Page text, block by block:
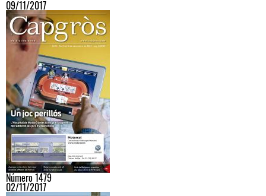
09/11/2017
Número 1479
02/11/2017